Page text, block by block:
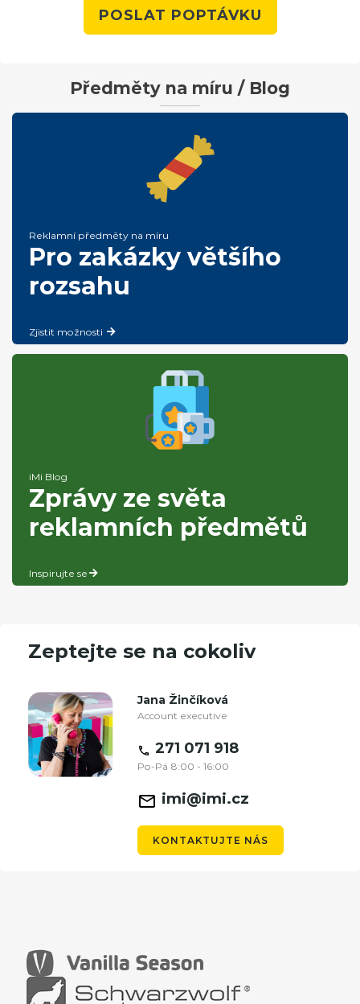
POSLAT POPTÁVKU
Předměty na míru / Blog
Reklamní předměty na míru
Pro zakázky většího
rozsahu
Zjistit možnosti
iMi Blog
Zprávy ze světa
reklamních předmětů
Inspirujte se
Zeptejte se na cokoliv
Jana Žinčíková
Account executive
271 071 918
Po-Pá 8:00 - 16:00
imi@imi.cz
KONTAKTUJTE NÁS